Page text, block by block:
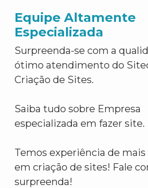
Equipe Altamente
Especializada
Surpreenda-se com a
ótimo atendimento do
Criação de Sites.
Saiba tudo sobre Empresa
especializada em fazer site.
Temos experiência de mais
em criação de sites! Fale
surpreenda!